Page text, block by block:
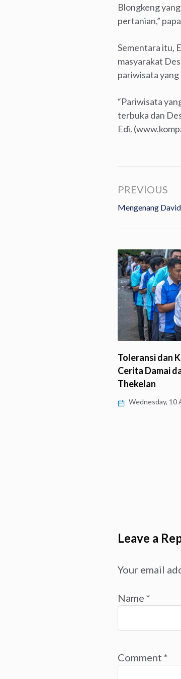
Blongkeng
pertanian,”
Sementara itu,
masyarakat
pariwisata yang
“Pariwisata
terbuka dan
Edi.
PREVIOUS
Mengenang
Toleransi dan
Cerita Damai
Thekelan
Wednesday, 10
Leave a
Your email
Name *
Comment *